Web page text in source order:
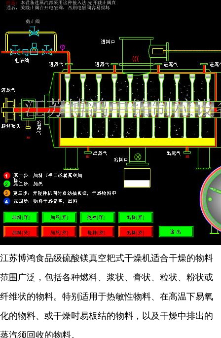
江苏博鸿食品级硫酸镁真空耙式干燥机适合干燥的物料
范围广泛，包括各种燃料、浆状、膏状、粒状、粉状或
纤维状的物料。特别适用于热敏性物料、在高温下易氧
化的物料、或干燥时易板结的物料，以及干燥中排出的
蒸汽须回收的物料。